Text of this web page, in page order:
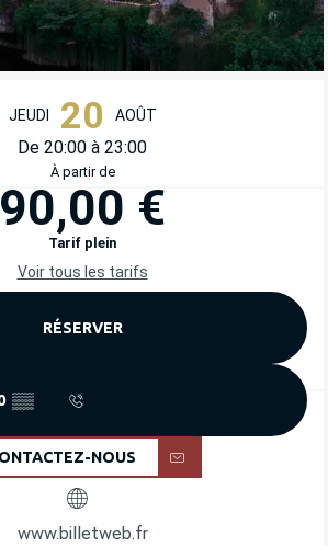
ET COORDONNÉES
JEUDI 20 AOÛT
De 20:00 à 23:00
À partir de
90,00 €
Tarif plein
Voir tous les tarifs
RÉSERVER
▒▒
NOUS
www.billetweb.fr